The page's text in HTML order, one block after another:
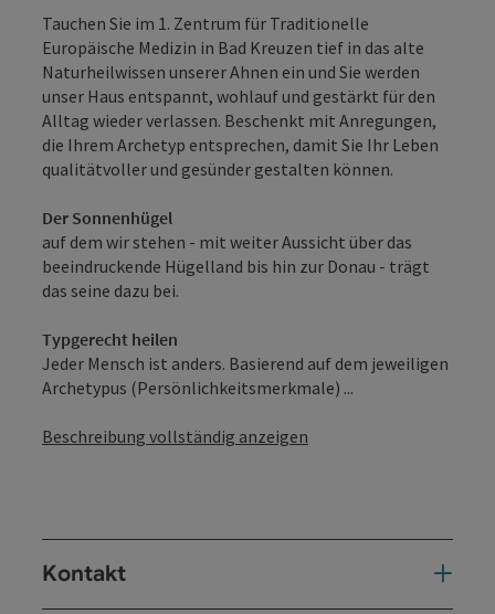
Tauchen Sie im 1. Zentrum für Traditionelle
Europäische Medizin in Bad Kreuzen tief in das alte
Naturheilwissen unserer Ahnen ein und Sie werden
unser Haus entspannt, wohlauf und gestärkt für den
Alltag wieder verlassen. Beschenkt mit Anregungen,
die Ihrem Archetyp entsprechen, damit Sie Ihr Leben
qualitätvoller und gesünder gestalten können.
Der Sonnenhügel
auf dem wir stehen - mit weiter Aussicht über das
beeindruckende Hügelland bis hin zur Donau - trägt
das seine dazu bei.
Typgerecht heilen
Jeder Mensch ist anders. Basierend auf dem jeweiligen
Archetypus (Persönlichkeitsmerkmale) ...
Beschreibung vollständig anzeigen
Kontakt